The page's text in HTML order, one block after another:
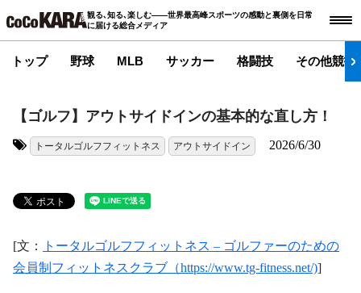
観る､知る､楽しむ――世界最高峰スポーツの感動と裏側を日常
に届ける総合メディア
トップ 野球 MLB サッカー 格闘技 その他競技
【ゴルフ】アウトサイドインの基本的な直し方！
トータルゴルフフィットネス アウトサイドイン 2026/6/30
[文：
トータルゴルフフィットネス – ゴルファーのための
会員制フィットネスクラブ（https://www.tg-fitness.net/)]